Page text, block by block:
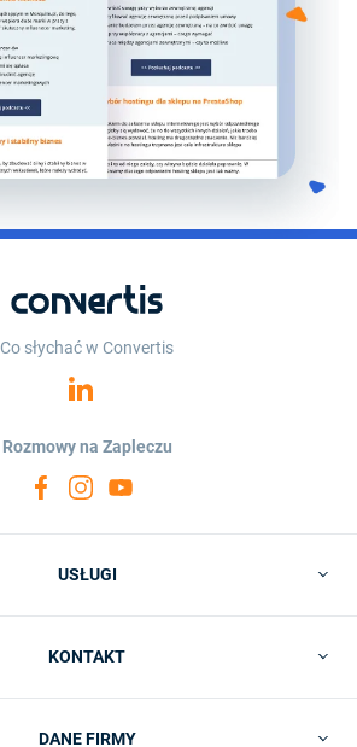
Co słychać w Convertis
Rozmowy na Zapleczu
USŁUGI
KONTAKT
DANE FIRMY